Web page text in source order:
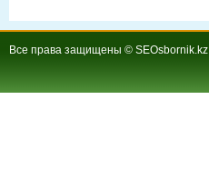
Все права защищены © SEOsbornik.kz